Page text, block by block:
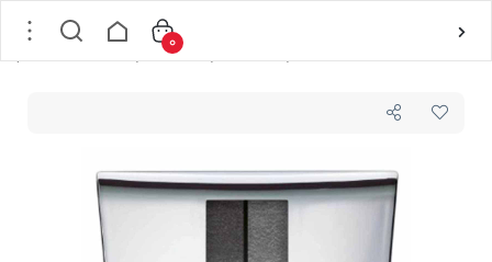
/ سایه چهار رنگ شماره 03 میکاپ فکتوری MAKEUP FACTORY وزن 1.1×2 + 1.3×2 گرم0